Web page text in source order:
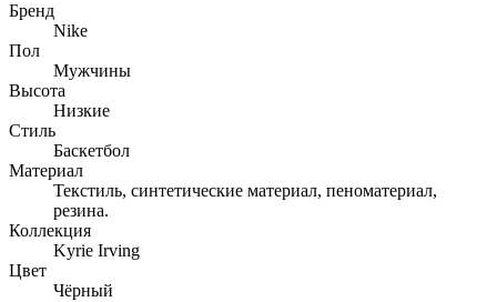
Бренд
Nike
Пол
Мужчины
Высота
Низкие
Стиль
Баскетбол
Материал
Текстиль, синтетические материал, пеноматериал,
резина.
Коллекция
Kyrie Irving
Цвет
Чёрный